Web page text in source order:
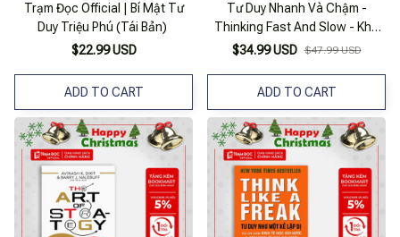
Trạm Đọc Official | Bí Mật Tư
Duy Triệu Phú (Tái Bản)
$22.99 USD
ADD TO CART
Tư Duy Nhanh Và Chậm -
Thinking Fast And Slow - Khổ
Nhỏ
$34.99 USD $47.99 USD
ADD TO CART